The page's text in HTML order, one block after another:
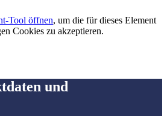
Tool öffnen, um die für dieses Element
Cookies zu akzeptieren.
und